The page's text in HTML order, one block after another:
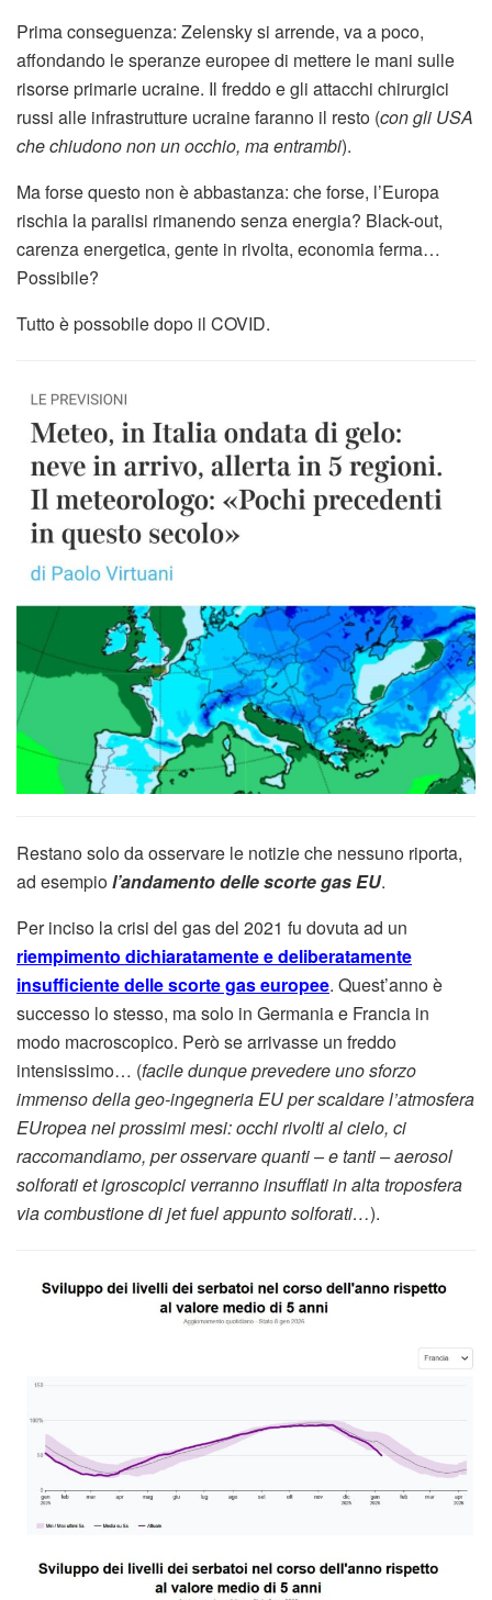
Prima conseguenza: Zelensky si arrende, va a poco,
affondando le speranze europee di mettere le mani sulle
risorse primarie ucraine. Il freddo e gli attacchi chirurgici
russi alle infrastrutture ucraine faranno il resto (con gli USA
che chiudono non un occhio, ma entrambi).
Ma forse questo non è abbastanza: che forse, l’Europa
rischia la paralisi rimanendo senza energia? Black-out,
carenza energetica, gente in rivolta, economia ferma…
Possibile?
Tutto è possobile dopo il COVID.
Restano solo da osservare le notizie che nessuno riporta,
ad esempiol’andamento delle scorte gas EU.
Per inciso la crisi del gas del 2021 fu dovuta ad un
riempimento dichiaratamente e deliberatamente
insufficiente delle scorte gas europee. Quest’anno è
successo lo stesso, ma solo in Germania e Francia in
modo macroscopico. Però se arrivasse un freddo
intensissimo… (facile dunque prevedere uno sforzo
immenso della geo-ingegneria EU per scaldare l’atmosfera
EUropea nei prossimi mesi: occhi rivolti al cielo, ci
raccomandiamo, per osservare quanti – e tanti – aerosol
solforati et igroscopici verranno insufflati in alta troposfera
via combustione di jet fuel appunto solforati…).